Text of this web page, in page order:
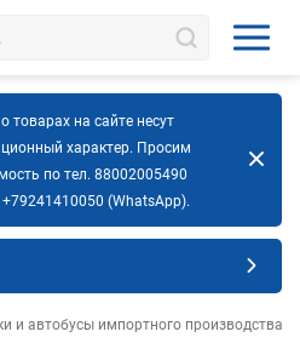
товарах на сайте несут
характер. Просим
по тел. 88002005490
(WhatsApp).
и автобусы импортного производства